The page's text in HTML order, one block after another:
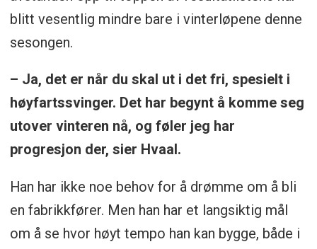
blitt vesentlig mindre bare i vinterløpene denne
sesongen.
– Ja, det er når du skal ut i det fri, spesielt i
høyfartssvinger. Det har begynt å komme seg
utover vinteren nå, og føler jeg har
progresjon der, sier Hvaal.
Han har ikke noe behov for å drømme om å bli
en fabrikkfører. Men han har et langsiktig mål
om å se hvor høyt tempo han kan bygge, både i